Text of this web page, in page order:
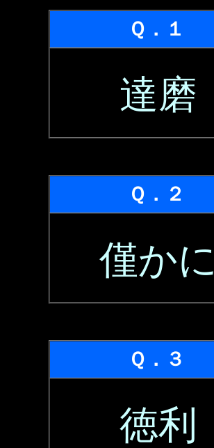
Ｑ．１
達磨
Ｑ．２
僅かに
Ｑ．３
徳利